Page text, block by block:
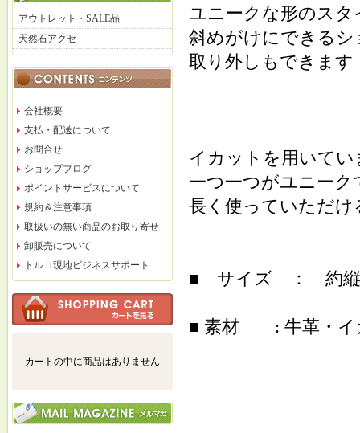
アウトレット・SALE品
天然石アクセ
会社概要
支払・配送について
お問合せ
ショップブログ
ポイントサービスについて
規約＆注意事項
取扱いの無い商品のお取り寄せ
卸販売について
トルコ現地ビジネスサポート
カートの中に商品はありません
ユニークな形のス
斜めがけにできるシ
取り外しもできます
イカットを用いてい
一つ一つがユニー
長く使っていただ
■ サイズ ： 約縦
■ 素材 : 牛革・イ